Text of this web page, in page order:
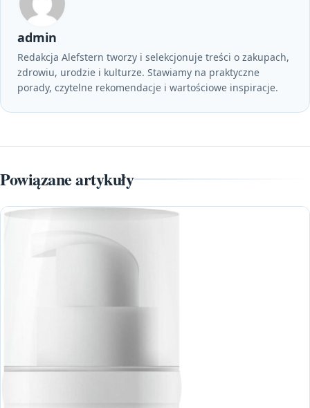
admin
Redakcja Alefstern tworzy i selekcjonuje treści o zakupach,
zdrowiu, urodzie i kulturze. Stawiamy na praktyczne
porady, czytelne rekomendacje i wartościowe inspiracje.
Powiązane artykuły